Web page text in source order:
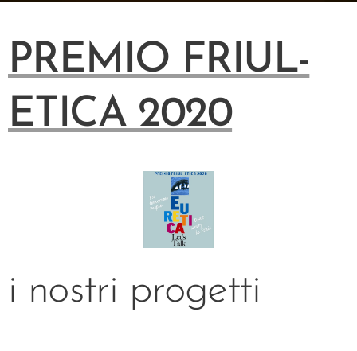
PREMIO FRIUL-
ETICA 2020
i nostri progetti